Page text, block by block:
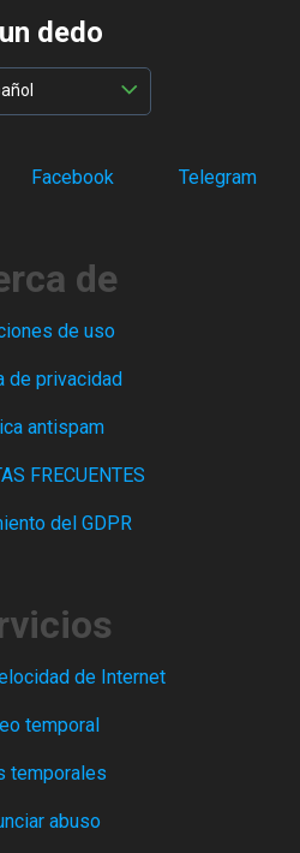
dedo
Facebook Telegram
de
de uso
de privacidad
antispam
FRECUENTES
del GDPR
de Internet
temporal
temporales
abuso